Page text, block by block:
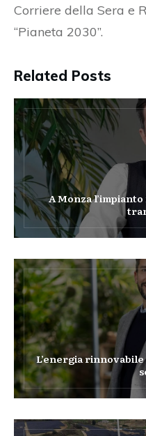
Corriere della Sera e
“Pianeta 2030”.
Related Posts
A Monza
L’energia